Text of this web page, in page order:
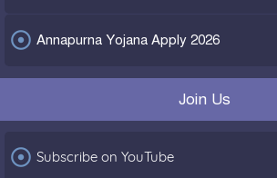
 Annapurna Yojana Apply 2026
Join Us
 Subscribe on YouTube